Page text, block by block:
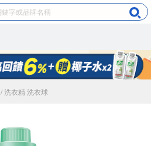
/ 洗衣精 洗衣球